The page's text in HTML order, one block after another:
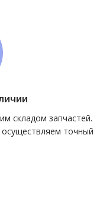
складом запчастей.
точный